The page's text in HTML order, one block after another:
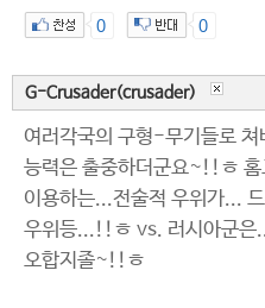
0 0
G-Crusader(crusader)
여러각국의 구형-무기들로
능력은 출중하더군요~!!ㅎ
이용하는...전술적 우위가...
우위등...!!ㅎ vs. 러시아군은
오합지졸~!!ㅎ